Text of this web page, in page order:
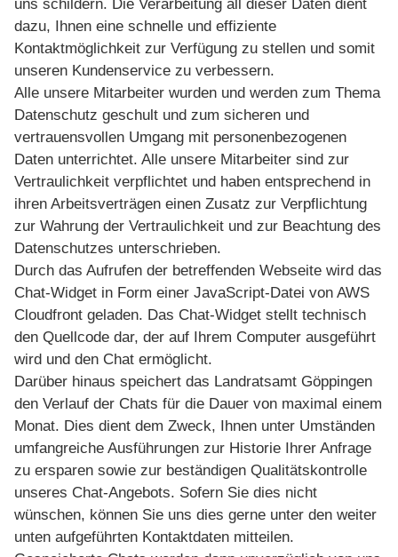
uns schildern. Die Verarbeitung all dieser Daten dient
dazu, Ihnen eine schnelle und effiziente
Kontaktmöglichkeit zur Verfügung zu stellen und somit
unseren Kundenservice zu verbessern.
Alle unsere Mitarbeiter wurden und werden zum Thema
Datenschutz geschult und zum sicheren und
vertrauensvollen Umgang mit personenbezogenen
Daten unterrichtet. Alle unsere Mitarbeiter sind zur
Vertraulichkeit verpflichtet und haben entsprechend in
ihren Arbeitsverträgen einen Zusatz zur Verpflichtung
zur Wahrung der Vertraulichkeit und zur Beachtung des
Datenschutzes unterschrieben.
Durch das Aufrufen der betreffenden Webseite wird das
Chat-Widget in Form einer JavaScript-Datei von AWS
Cloudfront geladen. Das Chat-Widget stellt technisch
den Quellcode dar, der auf Ihrem Computer ausgeführt
wird und den Chat ermöglicht.
Darüber hinaus speichert das Landratsamt Göppingen
den Verlauf der Chats für die Dauer von maximal einem
Monat. Dies dient dem Zweck, Ihnen unter Umständen
umfangreiche Ausführungen zur Historie Ihrer Anfrage
zu ersparen sowie zur beständigen Qualitätskontrolle
unseres Chat-Angebots. Sofern Sie dies nicht
wünschen, können Sie uns dies gerne unter den weiter
unten aufgeführten Kontaktdaten mitteilen.